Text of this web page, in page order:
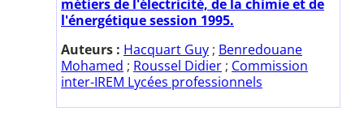
métiers de l'électricité, de la chimie et de
l'énergétique session 1995.
Auteurs : Hacquart Guy ; Benredouane
Mohamed ; Roussel Didier ; Commission
inter-IREM Lycées professionnels